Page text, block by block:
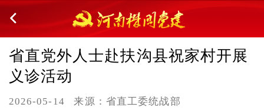
省直党外人士赴扶沟县祝家村开展
义诊活动
2026-05-14 来源：省直工委统战部